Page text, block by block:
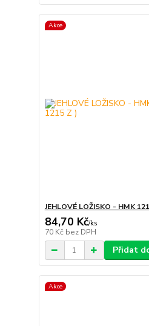
Akce
JEHLOVÉ LOŽISKO - HMK
84,70 Kč/ks
70 Kč bez DPH
Přidat
Akce